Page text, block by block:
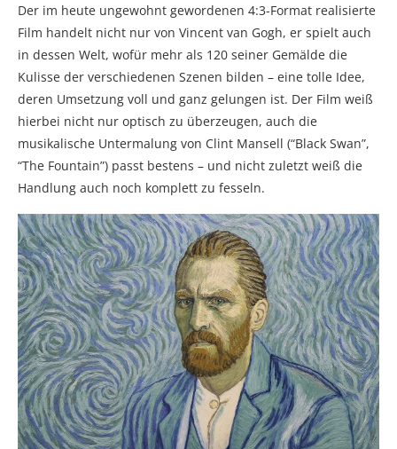
Der im heute ungewohnt gewordenen 4:3-Format realisierte
Film handelt nicht nur von Vincent van Gogh, er spielt auch
in dessen Welt, wofür mehr als 120 seiner Gemälde die
Kulisse der verschiedenen Szenen bilden – eine tolle Idee,
deren Umsetzung voll und ganz gelungen ist. Der Film weiß
hierbei nicht nur optisch zu überzeugen, auch die
musikalische Untermalung von Clint Mansell (“Black Swan”,
“The Fountain”) passt bestens – und nicht zuletzt weiß die
Handlung auch noch komplett zu fesseln.